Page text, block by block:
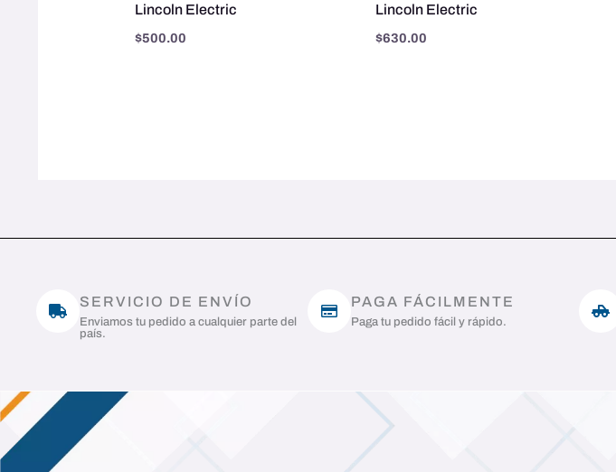
Lincoln Electric
$500.00
Lincoln Electric
$630.00
SERVICIO DE ENVÍO
Enviamos tu pedido a cualquier parte del
país.
PAGA FÁCILMENTE
Paga tu pedido fácil y rápido.